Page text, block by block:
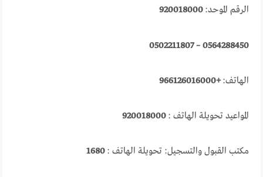
الرقم الموحد:920018000
0564288450 – 0502211807
الهاتف:+966126016000
المواعيد تحويلة الهاتف :920018000
مكتب القبول والتسجيل: تحويلة الهاتف :1680